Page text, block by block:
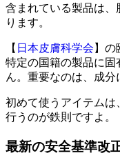
含まれている製品は
ります。
【 日本皮膚科学会 】の
特定の国籍の製品に
ん。重要なのは、成分
初めて使うアイテム
行うのが鉄則ですよ。
最新の安全基準改